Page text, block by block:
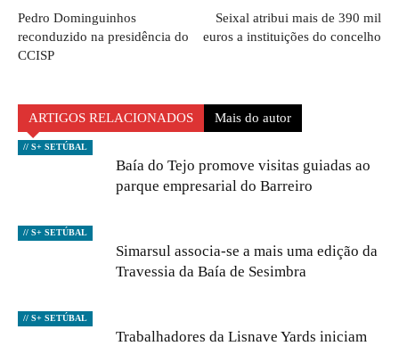
Pedro Dominguinhos
reconduzido na presidência do
CCISP
Seixal atribui mais de 390 mil
euros a instituições do concelho
ARTIGOS RELACIONADOS Mais do autor
// S+ SETÚBAL
Baía do Tejo promove visitas guiadas ao
parque empresarial do Barreiro
// S+ SETÚBAL
Simarsul associa-se a mais uma edição da
Travessia da Baía de Sesimbra
// S+ SETÚBAL
Trabalhadores da Lisnave Yards iniciam